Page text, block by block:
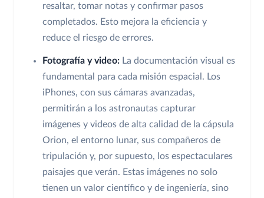
resaltar, tomar notas y confirmar pasos
completados. Esto mejora la eficiencia y
reduce el riesgo de errores.
Fotografía y video: La documentación visual es
fundamental para cada misión espacial. Los
iPhones, con sus cámaras avanzadas,
permitirán a los astronautas capturar
imágenes y videos de alta calidad de la cápsula
Orion, el entorno lunar, sus compañeros de
tripulación y, por supuesto, los espectaculares
paisajes que verán. Estas imágenes no solo
tienen un valor científico y de ingeniería, sino